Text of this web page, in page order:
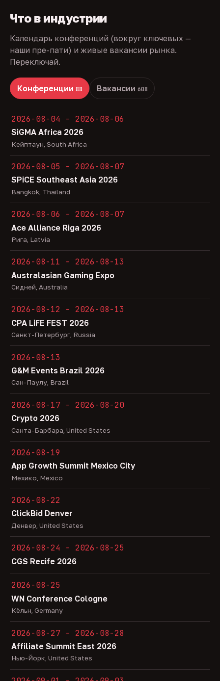
Что в индустрии
Календарь конференций (вокруг ключевых —
наши пре-пати) и живые вакансии рынка.
Переключай.
Конференции 88 Вакансии 608
2026-08-04 - 2026-08-06
SiGMA Africa 2026
Кейптаун, South Africa
2026-08-05 - 2026-08-07
SPiCE Southeast Asia 2026
Bangkok, Thailand
2026-08-06 - 2026-08-07
Ace Alliance Riga 2026
Рига, Latvia
2026-08-11 - 2026-08-13
Australasian Gaming Expo
Сидней, Australia
2026-08-12 - 2026-08-13
CPA LiFE FEST 2026
Санкт-Петербург, Russia
2026-08-13
G&M Events Brazil 2026
Сан-Паулу, Brazil
2026-08-17 - 2026-08-20
Crypto 2026
Санта-Барбара, United States
2026-08-19
App Growth Summit Mexico City
Мехико, Mexico
2026-08-22
ClickBid Denver
Денвер, United States
2026-08-24 - 2026-08-25
CGS Recife 2026
2026-08-25
WN Conference Cologne
Кёльн, Germany
2026-08-27 - 2026-08-28
Affiliate Summit East 2026
Нью-Йорк, United States